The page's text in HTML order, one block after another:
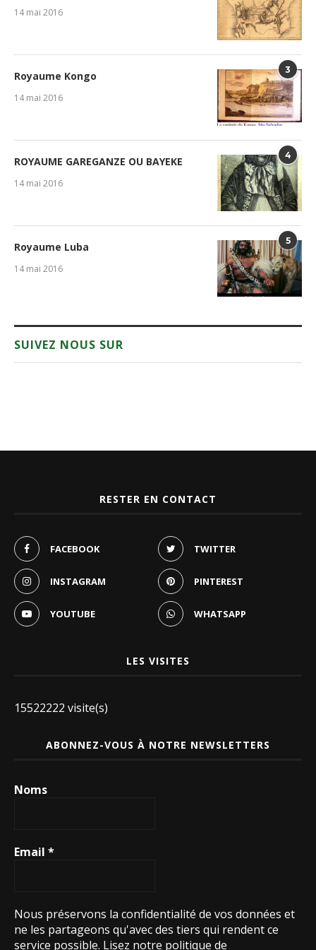
14 mai 2016
3
Royaume Kongo
14 mai 2016
4
ROYAUME GAREGANZE OU BAYEKE
14 mai 2016
5
Royaume Luba
14 mai 2016
SUIVEZ NOUS SUR
RESTER EN CONTACT
FACEBOOK TWITTER
INSTAGRAM PINTEREST
YOUTUBE WHATSAPP
LES VISITES
15522222 visite(s)
ABONNEZ-VOUS À NOTRE NEWSLETTERS
Noms
Email *
Nous préservons la confidentialité de vos données et
ne les partageons qu'avec des tiers qui rendent ce
service possible. Lisez notre politique de